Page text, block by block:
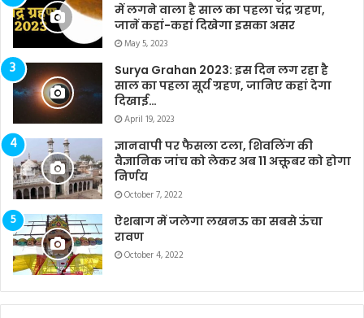
में लगने वाला है साल का पहला चंद्र ग्रहण,
जानें कहां-कहां दिखेगा इसका असर
May 5, 2023
Surya Grahan 2023: इस दिन लग रहा है
साल का पहला सूर्य ग्रहण, जानिए कहां देगा
दिखाई…
April 19, 2023
ज्ञानवापी पर फैसला टला, शिवलिंग की
वैज्ञानिक जांच को लेकर अब 11 अक्तूबर को होगा
निर्णय
October 7, 2022
ऐशबाग में जलेगा लखनऊ का सबसे ऊंचा
रावण
October 4, 2022